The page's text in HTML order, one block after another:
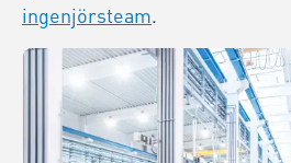
ingenjörsteam.